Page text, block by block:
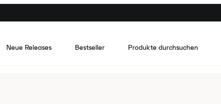
Neue Releases Bestseller Produkte durchsuchen